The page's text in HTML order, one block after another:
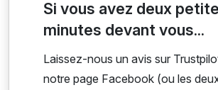
Si vous avez deux
minutes devant vous...
Laissez-nous un avis sur
notre page Facebook (ou les